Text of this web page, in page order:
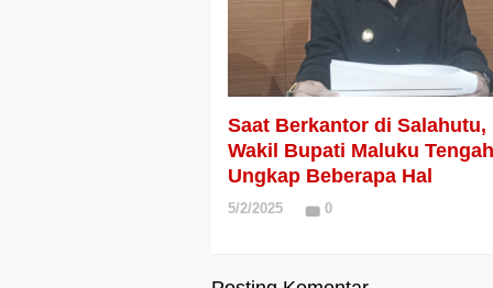
Saat Berkantor di Salahutu,
Wakil Bupati Maluku Tengah
Ungkap Beberapa Hal
5/2/2025 0